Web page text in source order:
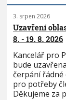
3. srpen 2026
Uzavření
8. - 19. 8. 2026
Kancelář pro
bude
čerpání řádné
pro potřeby
Děkujeme za